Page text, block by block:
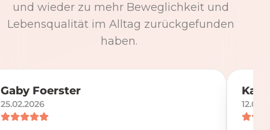
und wieder zu mehr Beweglichkeit und
Lebensqualität im Alltag zurückgefunden
haben.
Gaby Foerster
25.02.2026